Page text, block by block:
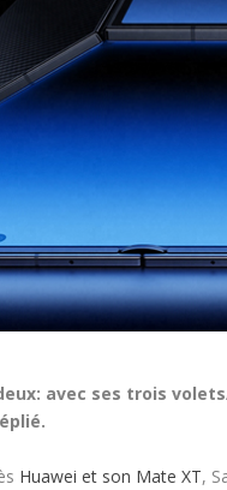
avec ses trois
Huawei et son Mate XT,